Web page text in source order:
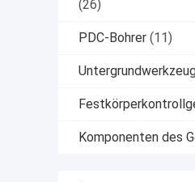
(26)
PDC-Bohrer (11)
Komponenten des